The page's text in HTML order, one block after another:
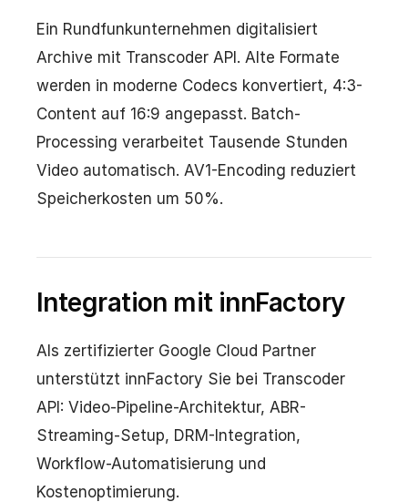
Ein Rundfunkunternehmen digitalisiert
Archive mit Transcoder API. Alte Formate
werden in moderne Codecs konvertiert, 4:3-
Content auf 16:9 angepasst. Batch-
Processing verarbeitet Tausende Stunden
Video automatisch. AV1-Encoding reduziert
Speicherkosten um 50%.
Integration mit innFactory
Als zertifizierter Google Cloud Partner
unterstützt innFactory Sie bei Transcoder
API: Video-Pipeline-Architektur, ABR-
Streaming-Setup, DRM-Integration,
Workflow-Automatisierung und
Kostenoptimierung.